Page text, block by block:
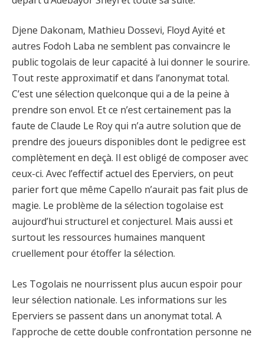
Djene Dakonam, Mathieu Dossevi, Floyd Ayité et
autres Fodoh Laba ne semblent pas convaincre le
public togolais de leur capacité à lui donner le sourire.
Tout reste approximatif et dans l’anonymat total.
C’est une sélection quelconque qui a de la peine à
prendre son envol. Et ce n’est certainement pas la
faute de Claude Le Roy qui n’a autre solution que de
prendre des joueurs disponibles dont le pedigree est
complètement en deçà. Il est obligé de composer avec
ceux-ci. Avec l’effectif actuel des Eperviers, on peut
parier fort que même Capello n’aurait pas fait plus de
magie. Le problème de la sélection togolaise est
aujourd’hui structurel et conjecturel. Mais aussi et
surtout les ressources humaines manquent
cruellement pour étoffer la sélection.
Les Togolais ne nourrissent plus aucun espoir pour
leur sélection nationale. Les informations sur les
Eperviers se passent dans un anonymat total. A
l’approche de cette double confrontation personne ne